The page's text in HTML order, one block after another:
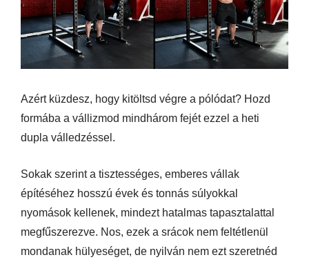
Azért küzdesz, hogy kitöltsd végre a pólódat? Hozd
formába a vállizmod mindhárom fejét ezzel a heti
dupla válledzéssel.
Sokak szerint a tisztességes, emberes vállak
építéséhez hosszú évek és tonnás súlyokkal
nyomások kellenek, mindezt hatalmas tapasztalattal
megfűszerezve. Nos, ezek a srácok nem feltétlenül
mondanak hülyeséget, de nyilván nem ezt szeretnéd